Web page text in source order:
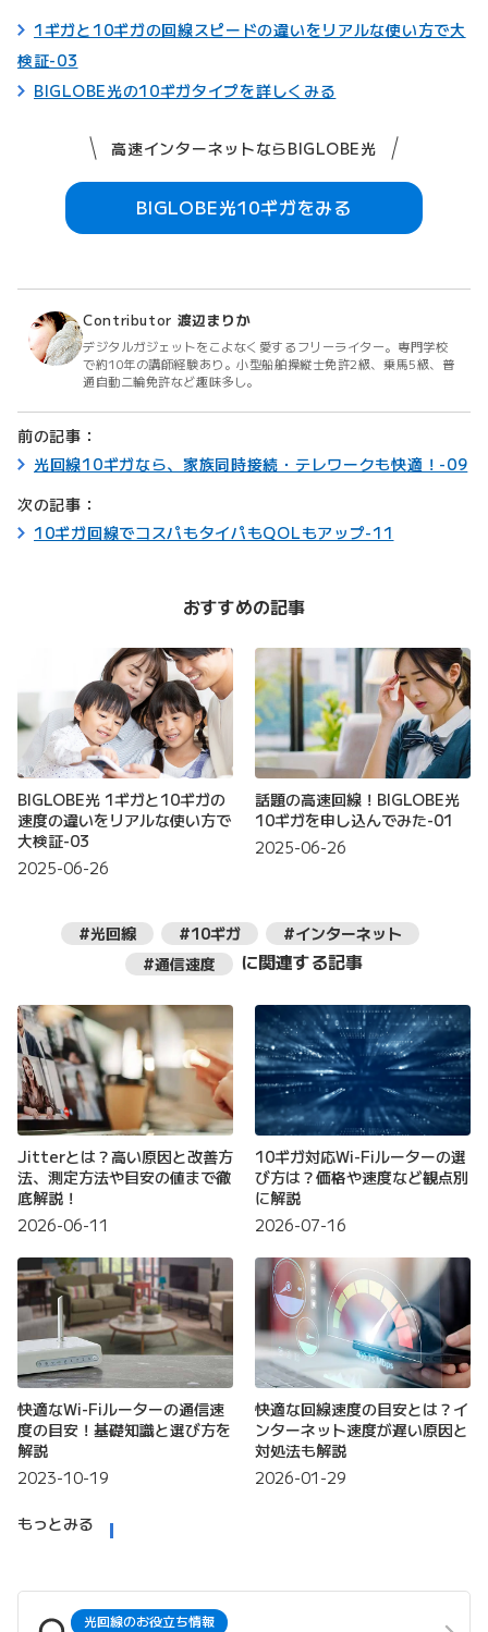
1ギガと10ギガの回線スピードの違いをリアルな使い方で大
検証-03
BIGLOBE光の10ギガタイプを詳しくみる
高速インターネットならBIGLOBE光
BIGLOBE光10ギガをみる
Contributor 渡辺まりか
デジタルガジェットをこよなく愛するフリーライター。専門学校
で約10年の講師経験あり。小型船舶操縦士免許2級、乗馬5級、普
通自動二輪免許など趣味多し。
前の記事：
光回線10ギガなら、家族同時接続・テレワークも快適！-09
次の記事：
10ギガ回線でコスパもタイパもQOLもアップ-11
おすすめの記事
BIGLOBE光 1ギガと10ギガの
速度の違いをリアルな使い方で
大検証-03
2025-06-26
話題の高速回線！BIGLOBE光
10ギガを申し込んでみた-01
2025-06-26
#光回線 #10ギガ
#インターネット
#通信速度
に関連する記事
Jitterとは？高い原因と改善方
法、測定方法や目安の値まで徹
底解説！
2026-06-11
10ギガ対応Wi-Fiルーターの選
び方は？価格や速度など観点別
に解説
2026-07-16
快適なWi-Fiルーターの通信速
度の目安！基礎知識と選び方を
解説
2023-10-19
快適な回線速度の目安とは？イ
ンターネット速度が遅い原因と
対処法も解説
2026-01-29
もっとみる
光回線のお役立ち情報